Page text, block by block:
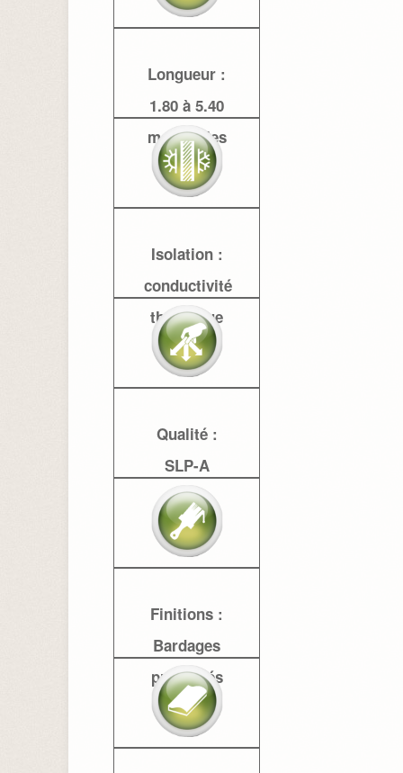
Longueur :
1.80 à 5.40
m, tous les
30 cm
Isolation :
conductivité
thermique
réduite
Qualité :
SLP-A
Finitions :
Bardages
pré-huilés
en option